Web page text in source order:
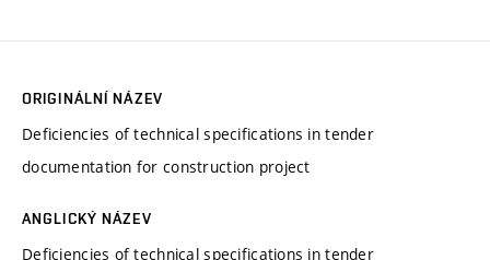
ORIGINÁLNÍ NÁZEV
Deficiencies of technical specifications in tender
documentation for construction project
ANGLICKÝ NÁZEV
Deficiencies of technical specifications in tender